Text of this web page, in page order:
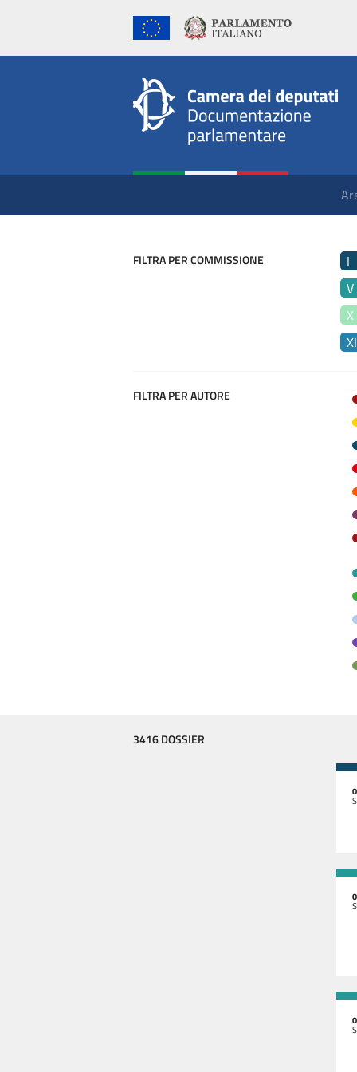
FILTRA PER COMMISSIONE I
FILTRA PER AUTORE
3416 DOSSIER